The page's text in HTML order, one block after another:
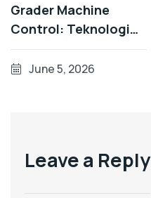
Grader Machine
Control: Teknologi
Otomatisasi untuk
Perataan Tanah
June 5, 2026
Leave a Reply